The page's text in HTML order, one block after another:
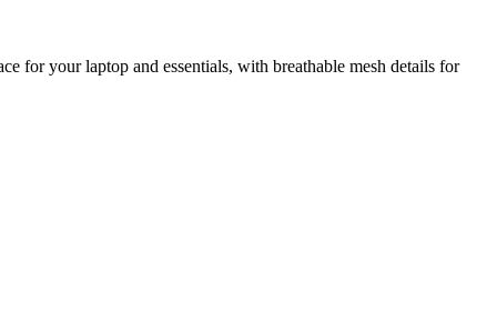
for your laptop and essentials, with breathable mesh details for